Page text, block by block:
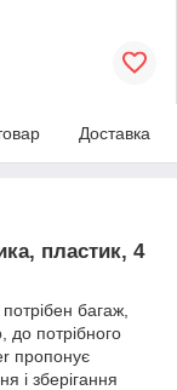
Доставка
пластик, 4
багаж,
до потрібного
пропонує
і зберігання